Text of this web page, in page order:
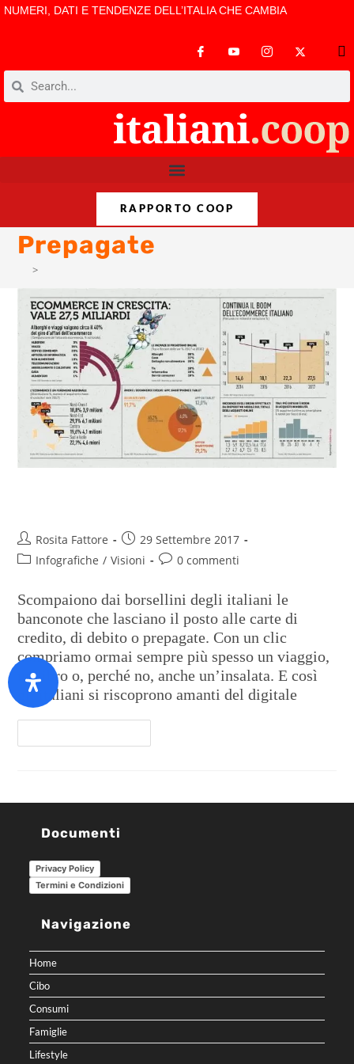
NUMERI, DATI E TENDENZE DELL’ITALIA CHE CAMBIA
RAPPORTO COOP
Prepagate
>
Rosita Fattore
29 Settembre 2017
Infografiche / Visioni 0 commenti
Scompaiono dai borsellini degli italiani le
banconote che lasciano il posto alle carte di
credito, di debito o prepagate. Con un clic
compriamo ormai sempre più spesso un viaggio,
un libro o, perché no, anche un’insalata. E così
gli italiani si riscoprono amanti del digitale
Documenti
Privacy Policy
Termini e Condizioni
Navigazione
Home
Cibo
Consumi
Famiglie
Lifestyle